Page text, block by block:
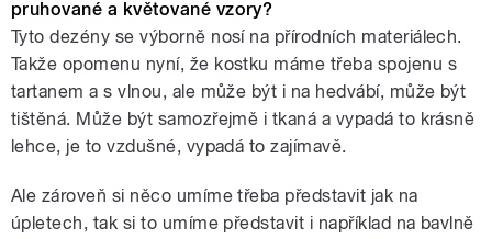
pruhované a květované vzory?
Tyto dezény se výborně nosí na přírodních materiálech.
Takže opomenu nyní, že kostku máme třeba spojenu s
tartanem a s vlnou, ale může být i na hedvábí, může být
tištěná. Může být samozřejmě i tkaná a vypadá to krásně
lehce, je to vzdušné, vypadá to zajímavě.
Ale zároveň si něco umíme třeba představit jak na
úpletech, tak si to umíme představit i například na bavlně